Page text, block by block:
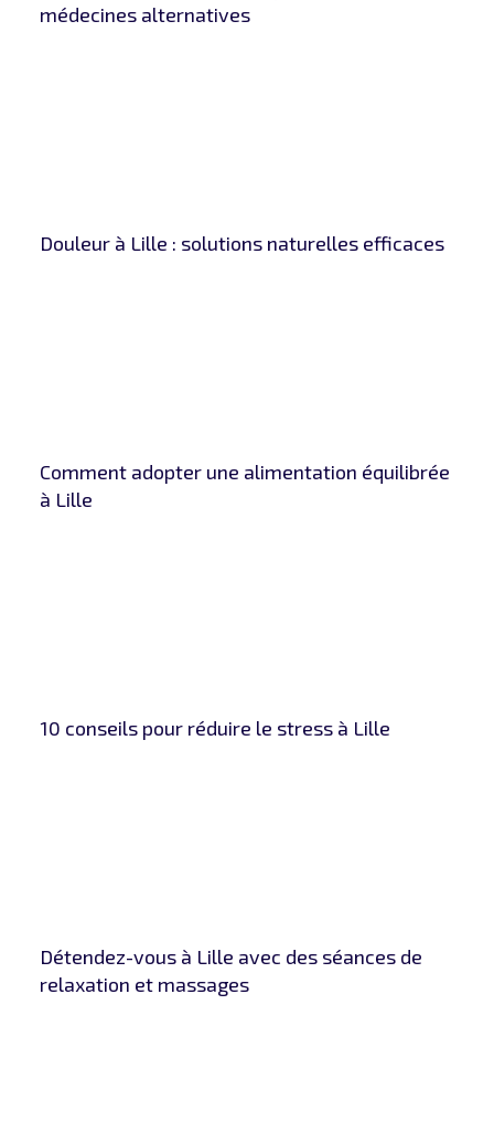
médecines alternatives
Douleur à Lille : solutions naturelles efficaces
Comment adopter une alimentation équilibrée
à Lille
10 conseils pour réduire le stress à Lille
Détendez-vous à Lille avec des séances de
relaxation et massages